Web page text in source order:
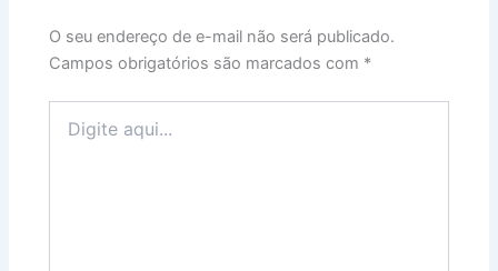
O seu endereço de e-mail não será publicado.
Campos obrigatórios são marcados com *
aqui...